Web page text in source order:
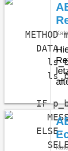
METHOD
DATA:
IF
ELSE.
SELECT